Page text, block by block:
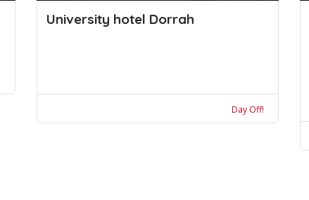
University hotel Dorrah
Day Off!